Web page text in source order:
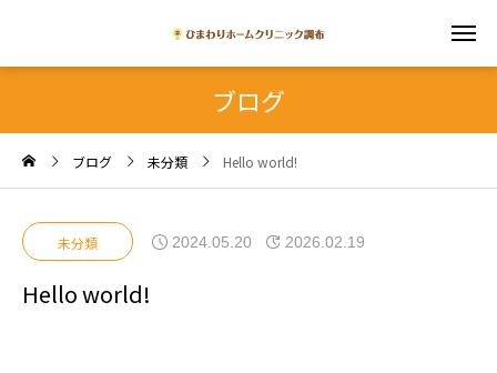
ブログ
ブログ 未分類 Hello world!
未分類 2024.05.20 2026.02.19
Hello world!